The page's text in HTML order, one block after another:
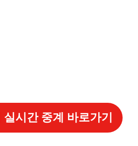
시간 중계 바로가기